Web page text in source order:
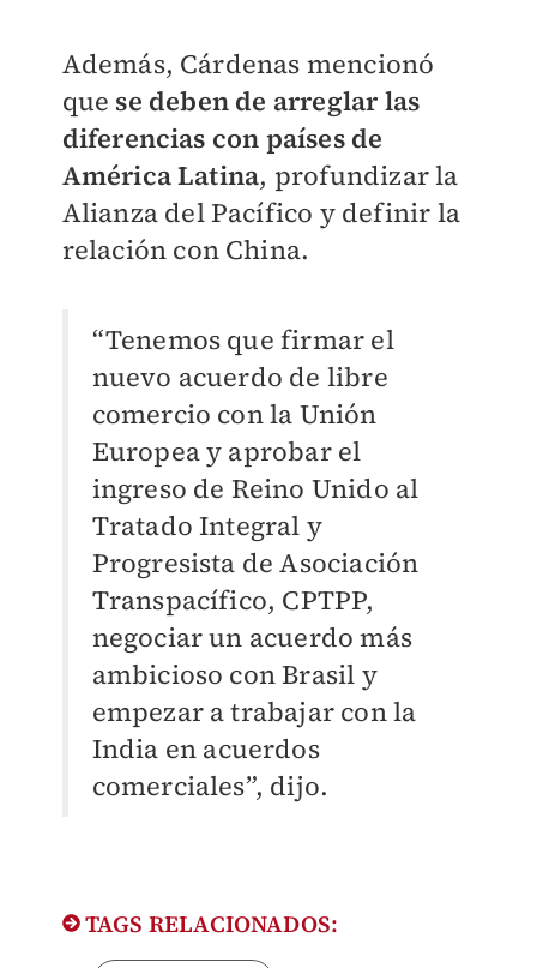
Además, Cárdenas mencionó
que se deben de arreglar las
diferencias con países de
América Latina, profundizar la
Alianza del Pacífico y definir la
relación con China.
“Tenemos que firmar el
nuevo acuerdo de libre
comercio con la Unión
Europea y aprobar el
ingreso de Reino Unido al
Tratado Integral y
Progresista de Asociación
Transpacífico, CPTPP,
negociar un acuerdo más
ambicioso con Brasil y
empezar a trabajar con la
India en acuerdos
comerciales”, dijo.
TAGS RELACIONADOS: